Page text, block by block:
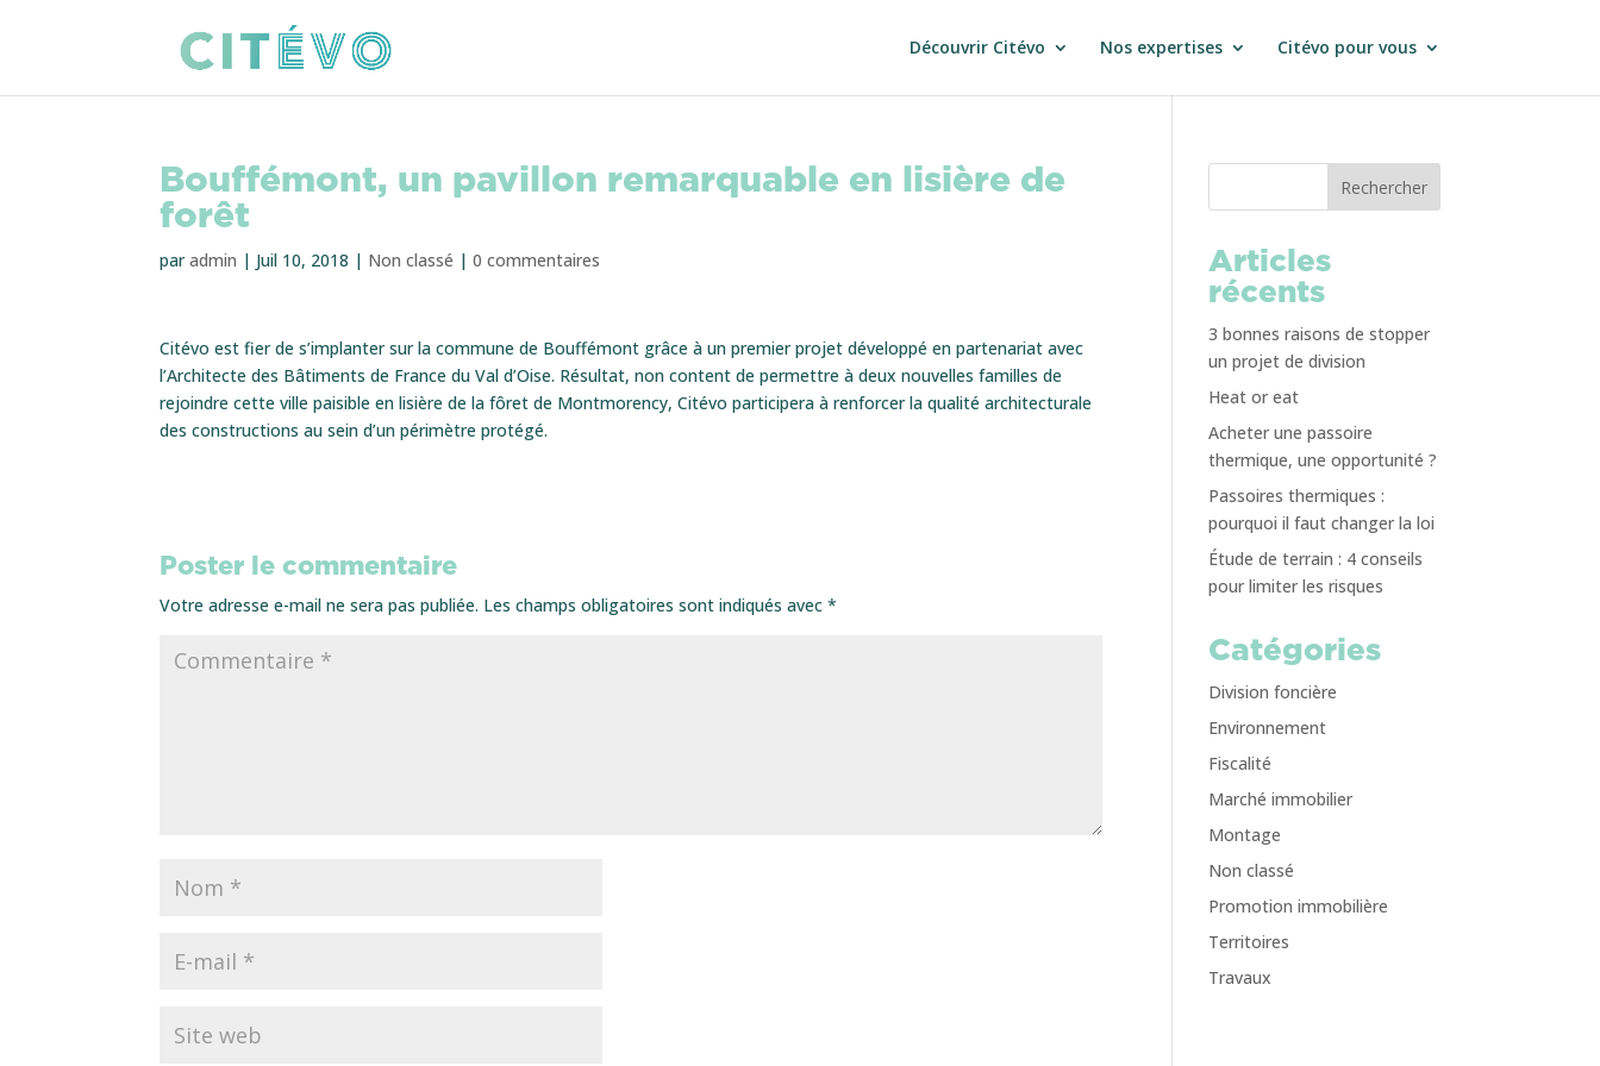
Découvrir Citévo Nos expertises Citévo pour vous
Bouffémont, un pavillon remarquable en lisière de
forêt
paradmin | Juil 10, 2018 | Non classé |0 commentaires
Citévo est fier de s’implanter sur la commune de Bouffémont grâce à un premier projet développé en partenariat avec
l’Architecte des Bâtiments de France du Val d’Oise. Résultat, non content de permettre à deux nouvelles familles de
rejoindre cette ville paisible en lisière de la fôret de Montmorency, Citévo participera à renforcer la qualité architecturale
des constructions au sein d’un périmètre protégé.
Poster le commentaire
Votre adresse e-mail ne sera pas publiée. Les champs obligatoires sont indiqués avec*
Rechercher
Articles
récents
3 bonnes raisons de stopper
un projet de division
Heat or eat
Acheter une passoire
thermique, une opportunité ?
Passoires thermiques :
pourquoi il faut changer la loi
Étude de terrain : 4 conseils
pour limiter les risques
Catégories
Division foncière
Environnement
Fiscalité
Marché immobilier
Montage
Non classé
Promotion immobilière
Territoires
Travaux